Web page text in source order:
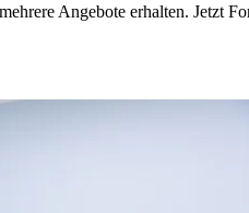
Angebote erhalten. Jetzt